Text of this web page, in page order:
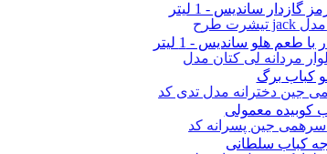
گازدار ساندیس - 1 لیتر
طعم هلو ساندیس - 1 لیتر
کباب برگ
کوبیده معمولی
کباب سلطانی